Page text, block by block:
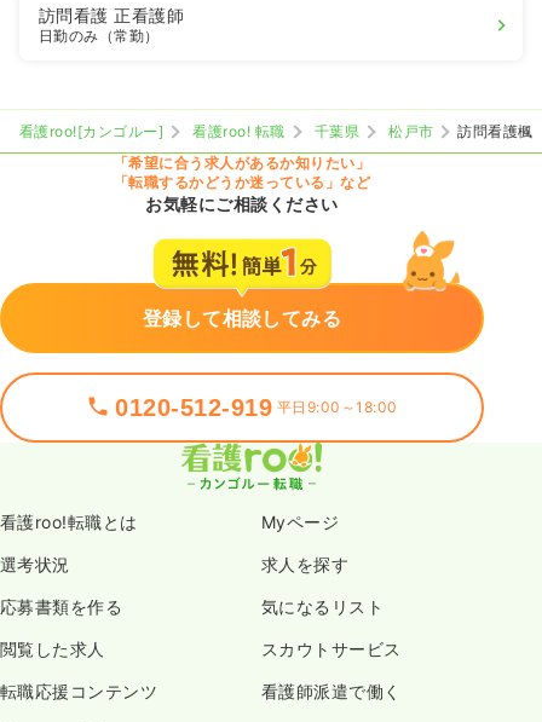
訪問看護正看護師
日勤のみ（常勤）
看護roo![カンゴルー] 看護roo! 転職 千葉県 松戸市
訪問看護楓
「希望に合う求人があるか知りたい」
「転職するかどうか迷っている」など
お気軽にご相談ください
登録して相談してみる
0120-512-919 平日9:00～18:00
看護roo!転職とは Myページ
選考状況 求人を探す
応募書類を作る 気になるリスト
閲覧した求人 スカウトサービス
転職応援コンテンツ 看護師派遣で働く